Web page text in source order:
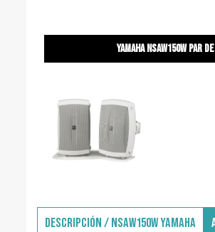
Yamaha NSAW150W
DESCRIPCIÓN / NSAW150W YAMAHA